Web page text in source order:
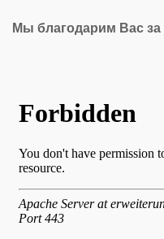
Мы благодарим Вас за